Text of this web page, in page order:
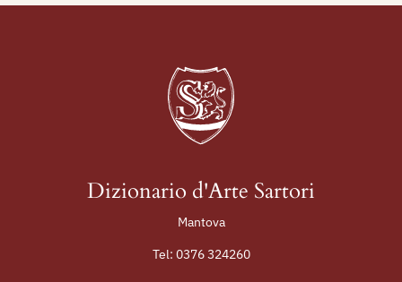
Dizionario d'Arte Sartori
Mantova
Tel: 0376 324260